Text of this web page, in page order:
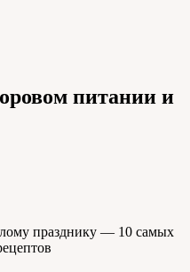
питании и
празднику — 10 самых